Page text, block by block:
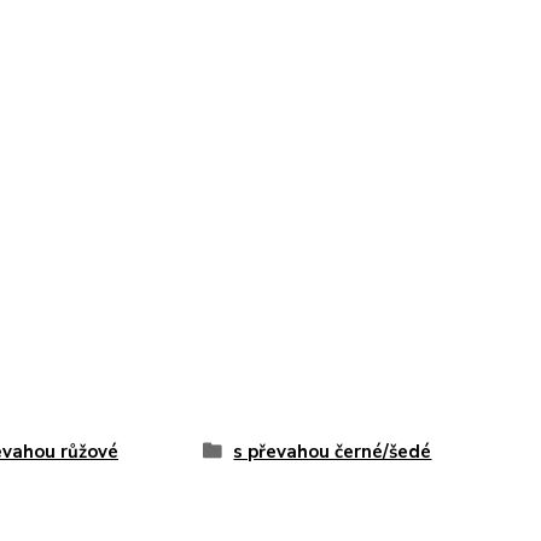
růžové s převahou černé/šedé